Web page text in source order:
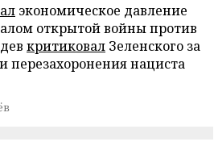
экономическое давление
открытой войны против
критиковал Зеленского за
перезахоронения нациста